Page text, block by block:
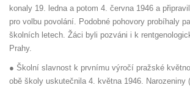
konaly 19. ledna a potom 4. června 1946 a
pro volbu povolání. Podobné pohovory probíhaly
školních letech. Žáci byli pozváni i k
Prahy.
● Školní slavnost k prvnímu výročí pražské
obě školy uskutečnila 4. května 1946. Narozeniny